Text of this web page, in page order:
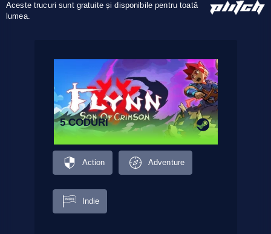
Aceste trucuri sunt gratuite și disponibile pentru toată
lumea.
5 CODURI
Action Adventure
Indie